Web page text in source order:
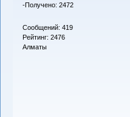
-Получено: 2472
Сообщений: 419
Рейтинг: 2476
Алматы